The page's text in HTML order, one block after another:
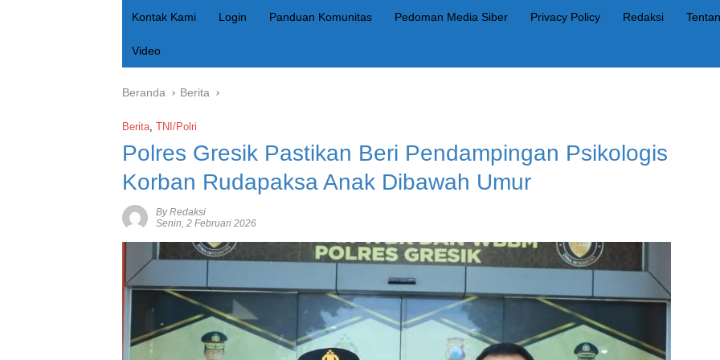
Kontak Kami Login Panduan Komunitas Pedoman Media Siber Privacy Policy Redaksi
Video
Beranda Berita
Berita, TNI/Polri
Polres Gresik Pastikan Beri Pendampingan Psikologis
Korban Rudapaksa Anak Dibawah Umur
By Redaksi
Senin, 2 Februari 2026